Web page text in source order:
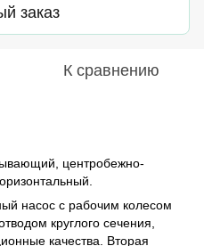
заказ
К сравнению
центробежно-
насос с рабочим колесом
круглого сечения,
качества. Вторая